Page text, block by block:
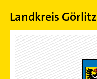
Landkreis Görlitz